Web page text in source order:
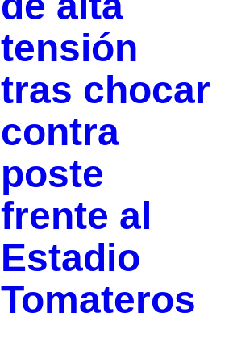
tensión
tras chocar
contra
poste
frente al
Estadio
Tomateros